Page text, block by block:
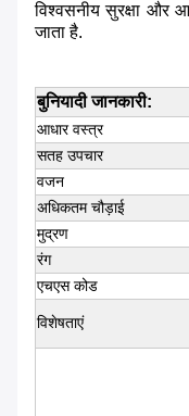
विश्वसनीय सुरक्षा और
जाता है.
बुनियादी जानकारी:
आधार वस्त्र
सतह उपचार
वजन
अधिकतम चौड़ाई
मुद्रण
रंग
एचएस कोड
विशेषताएं